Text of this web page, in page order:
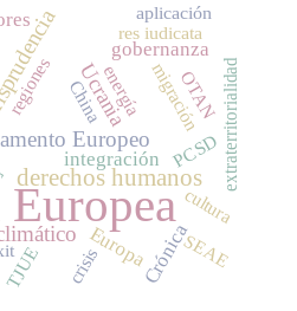
derechos humanos
Europeo
Ucrania
EuropaCrónica
integración
gobernanza
migración
crisis
PCSD
regiones extraterritorialidad
cultura
energía
res iudicata
China
TJUE
OTAN
SEAE
aplicación